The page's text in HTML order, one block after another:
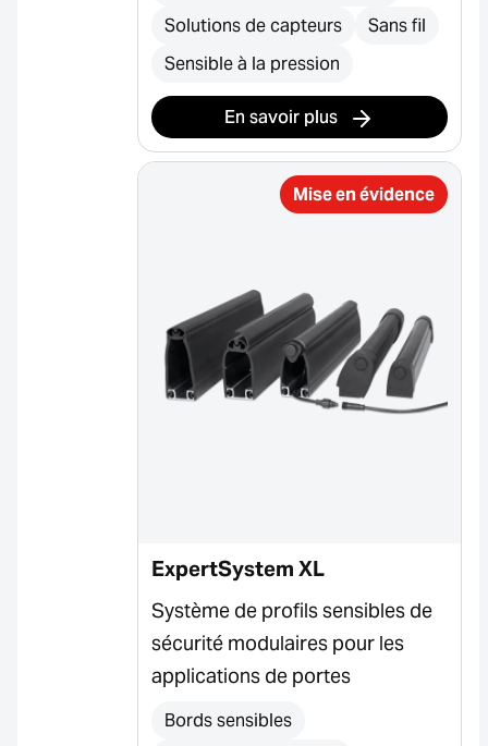
Solutions de capteurs
Sans fil
Sensible à la pression
En savoir plus
Mise en évidence
ExpertSystem XL
Système de profils sensibles de
sécurité modulaires pour les
applications de portes
Bords sensibles